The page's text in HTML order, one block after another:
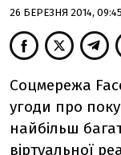
26 БЕРЕЗНЯ 2014, 09:45
Соцмережа
угоди про
найбільш
віртуальної